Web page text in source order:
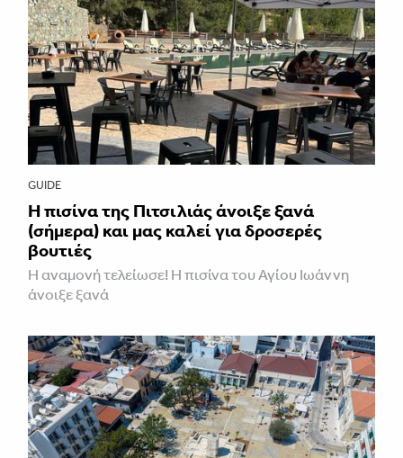
GUIDE
Η πισίνα της Πιτσιλιάς άνοιξε ξανά
(σήμερα) και μας καλεί για δροσερές
βουτιές
Η αναμονή τελείωσε! Η πισίνα του Αγίου Ιωάννη
άνοιξε ξανά